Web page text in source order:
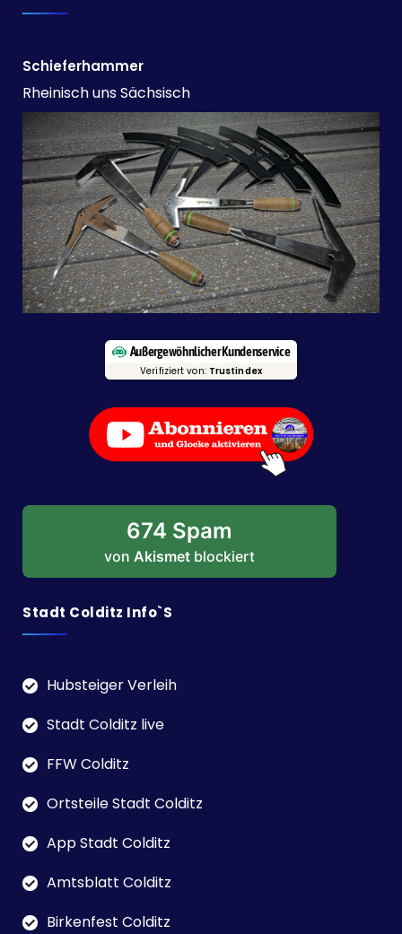
Schieferhammer
Rheinisch uns Sächsisch
Außergewöhnlicher Kundenservice
Verifiziert von: Trustindex
674 Spam
von Akismet blockiert
Stadt Colditz Info`s
Hubsteiger Verleih
Stadt Colditz live
FFW Colditz
Ortsteile Stadt Colditz
App Stadt Colditz
Amtsblatt Colditz
Birkenfest Colditz